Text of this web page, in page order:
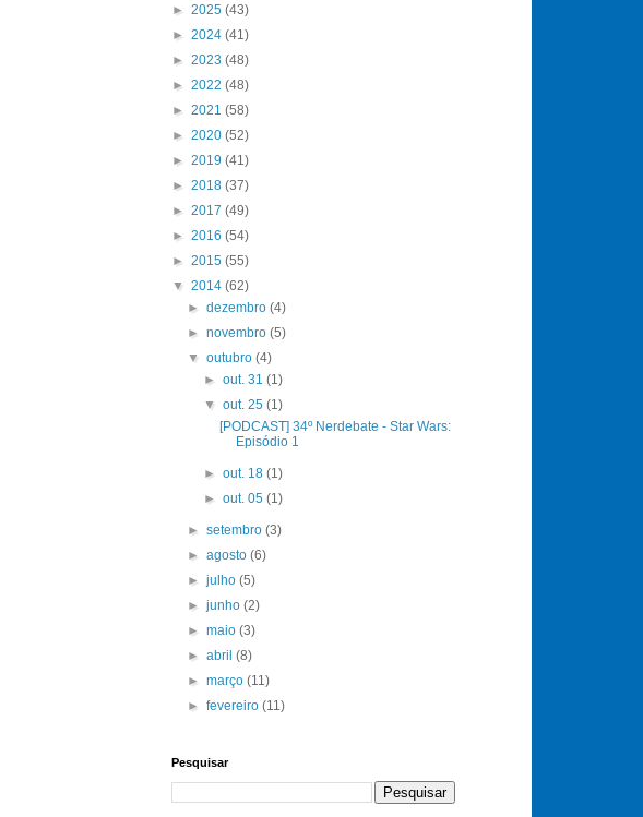
► 2025 (43)
► 2024 (41)
► 2023 (48)
► 2022 (48)
► 2021 (58)
► 2020 (52)
► 2019 (41)
► 2018 (37)
► 2017 (49)
► 2016 (54)
► 2015 (55)
▼ 2014 (62)
►dezembro(4)
►novembro(5)
▼outubro(4)
► out. 31 (1)
▼ out. 25 (1)
[PODCAST] 34º Nerdebate - Star Wars:
Episódio 1
► out. 18 (1)
► out. 05 (1)
►setembro(3)
►agosto(6)
►julho(5)
►junho(2)
►maio(3)
►abril(8)
►março(11)
►fevereiro(11)
Pesquisar